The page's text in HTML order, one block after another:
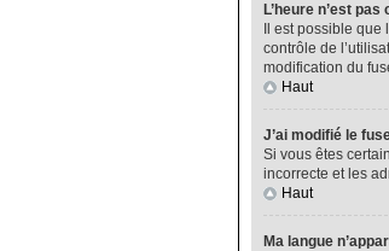
L’heure n’est
Il est possible
contrôle de
modification du
Haut
J’ai modifié le
Si vous êtes
incorrecte et les
Haut
Ma langue